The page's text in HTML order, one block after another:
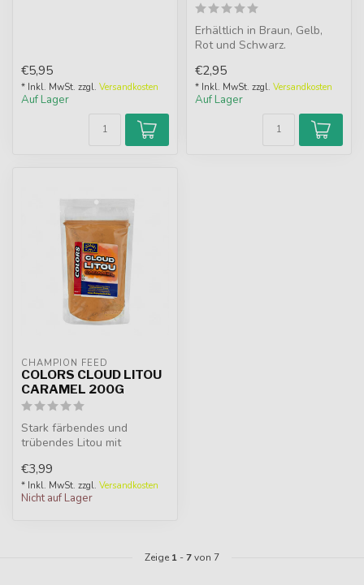
€5,95
* Inkl. MwSt. zzgl. Versandkosten
Auf Lager
Erhältlich in Braun, Gelb,
Rot und Schwarz.
Futter, Le...
€2,95
* Inkl. MwSt. zzgl. Versandkosten
Auf Lager
CHAMPION FEED
COLORS CLOUD LITOU
CARAMEL 200G
Stark färbendes und
trübendes Litou mit
Wettkampf und ...
€3,99
* Inkl. MwSt. zzgl. Versandkosten
Nicht auf Lager
Zeige 1 -7von 7